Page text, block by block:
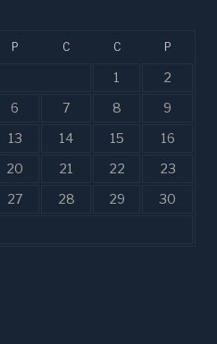
P C C P
1
2
6 7 8
9
13 14 15
16
20 21 22
23
27 28 29
30